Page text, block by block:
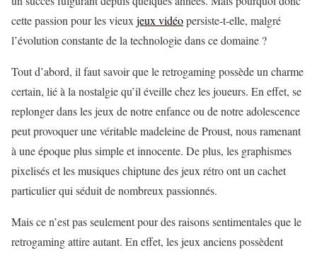
cette passion pour les vieux jeux vidéopersiste-t-elle, malgré
l’évolution constante de la technologie dans ce domaine ?
Tout d’abord, il faut savoir que le retrogaming possède un charme
certain, lié à la nostalgie qu’il éveille chez les joueurs. En effet, se
replonger dans les jeux de notre enfance ou de notre adolescence
peut provoquer une véritable madeleine de Proust, nous ramenant
à une époque plus simple et innocente. De plus, les graphismes
pixelisés et les musiques chiptune des jeux rétro ont un cachet
particulier qui séduit de nombreux passionnés.
Mais ce n’est pas seulement pour des raisons sentimentales que le
retrogaming attire autant. En effet, les jeux anciens possèdent